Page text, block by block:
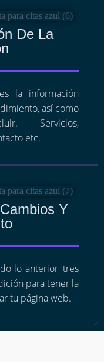
De La
la información
así como
Servicios,
etc.
Y
lo anterior, tres
para tener la
tu página web.